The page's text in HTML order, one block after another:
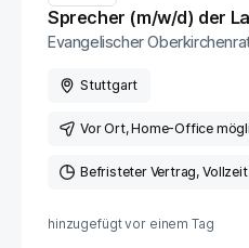
Sprecher (m/w/d) der
Evangelischer
Stuttgart
Vor Ort, Home-Office
Befristeter Vertrag Vollzeit
hinzugefügt vor einem Tag